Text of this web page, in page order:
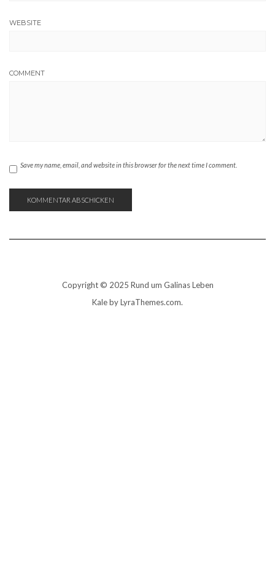
WEBSITE
COMMENT
Save my name, email, and website in this browser for the next time I comment.
Copyright © 2025 Rund um Galinas Leben
Kaleby LyraThemes.com.